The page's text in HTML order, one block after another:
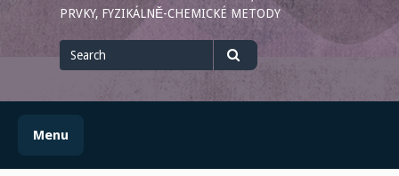
PRVKY, FYZIKÁLNĚ-CHEMICKÉ METODY
for
Menu